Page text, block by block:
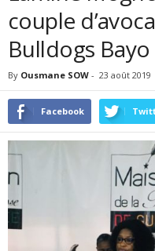
couple
Bulldogs Bayo
By Ousmane SOW - 23 août 2019
Facebook